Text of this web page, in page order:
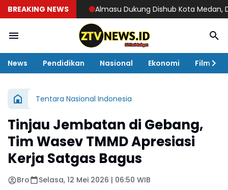
BREAKING NEWSAlmasu Dukung Dishub Kota Medan, Dorong
News Pendidikan Nasional Ekonomi Film
Tentara Nasional Indonesia
Tinjau Jembatan di Gebang,
Tim Wasev TMMD Apresiasi
Kerja Satgas Bagus
Bro Selasa, 12 Mei 2026 | 06:50 WIB